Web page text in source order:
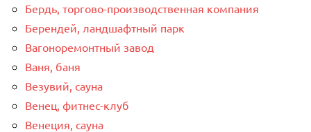
Бердь, торгово-производственная компания
Берендей, ландшафтный парк
Вагоноремонтный завод
Ваня, баня
Везувий, сауна
Венец, фитнес-клуб
Венеция, сауна